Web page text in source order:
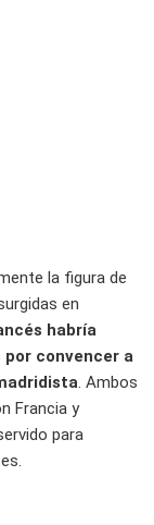
la figura de
en
habría
convencer a
. Ambos
Francia y
para